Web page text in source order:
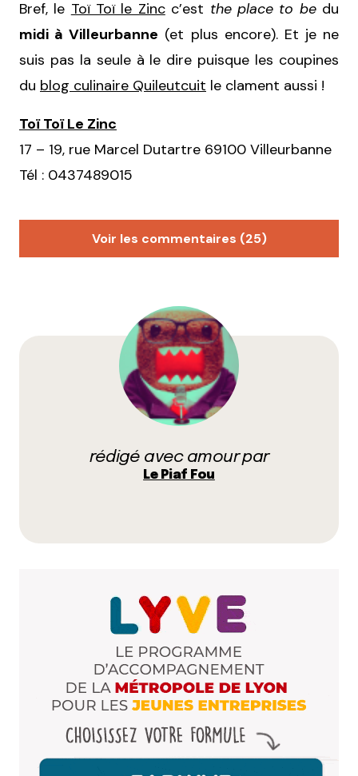
Bref, le Toï Toï le Zincc’est the place to bedu
midi à Villeurbanne (et plus encore). Et je ne
suis pas la seule à le dire puisque les coupines
du blog culinaire Quileutcuit le clament aussi !
Toï Toï Le Zinc
17 – 19, rue Marcel Dutartre 69100 Villeurbanne
Tél : 0437489015
Voir les commentaires (25)
Qui a dit « marrons » ???
^^
(je m’excuse de faire ma relou mais ton image de
club sandwich ne s’affiche pas et moi j’aimerais bien
)
j’ai pas l’air bête du tout ^^)
pas très bien fait son boulot (houuuuu) ^^
Donc merci Myrtille !
Mais ça marchait à la prévisualisation ! So
Strange ^^
Le Piaf Fou
28 octobre 2010 à 17 h 38 min
rédigé avec amour par
Le Piaf Fou